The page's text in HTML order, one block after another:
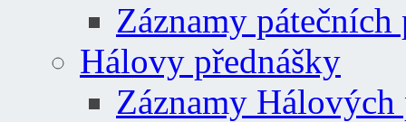
Záznamy
Hálovy přednášky
Záznamy Hálových